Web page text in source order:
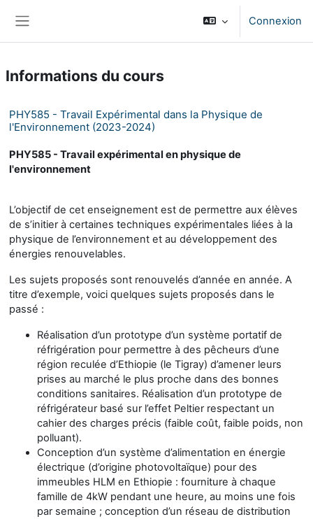
Connexion
Informations du cours
PHY585 - Travail Expérimental dans la Physique de
l'Environnement (2023-2024)
PHY585 - Travail expérimental en physique de
l'environnement
L’objectif de cet enseignement est de permettre aux élèves
de s’initier à certaines techniques expérimentales liées à la
physique de l’environnement et au développement des
énergies renouvelables.
Les sujets proposés sont renouvelés d’année en année. A
titre d’exemple, voici quelques sujets proposés dans le
passé :
Réalisation d’un prototype d’un système portatif de
réfrigération pour permettre à des pêcheurs d’une
région reculée d’Ethiopie (le Tigray) d’amener leurs
prises au marché le plus proche dans des bonnes
conditions sanitaires. Réalisation d’un prototype de
réfrigérateur basé sur l’effet Peltier respectant un
cahier des charges précis (faible coût, faible poids, non
polluant).
Conception d’un système d’alimentation en énergie
électrique (d’origine photovoltaïque) pour des
immeubles HLM en Ethiopie : fourniture à chaque
famille de 4kW pendant une heure, au moins une fois
par semaine ; conception d’un réseau de distribution